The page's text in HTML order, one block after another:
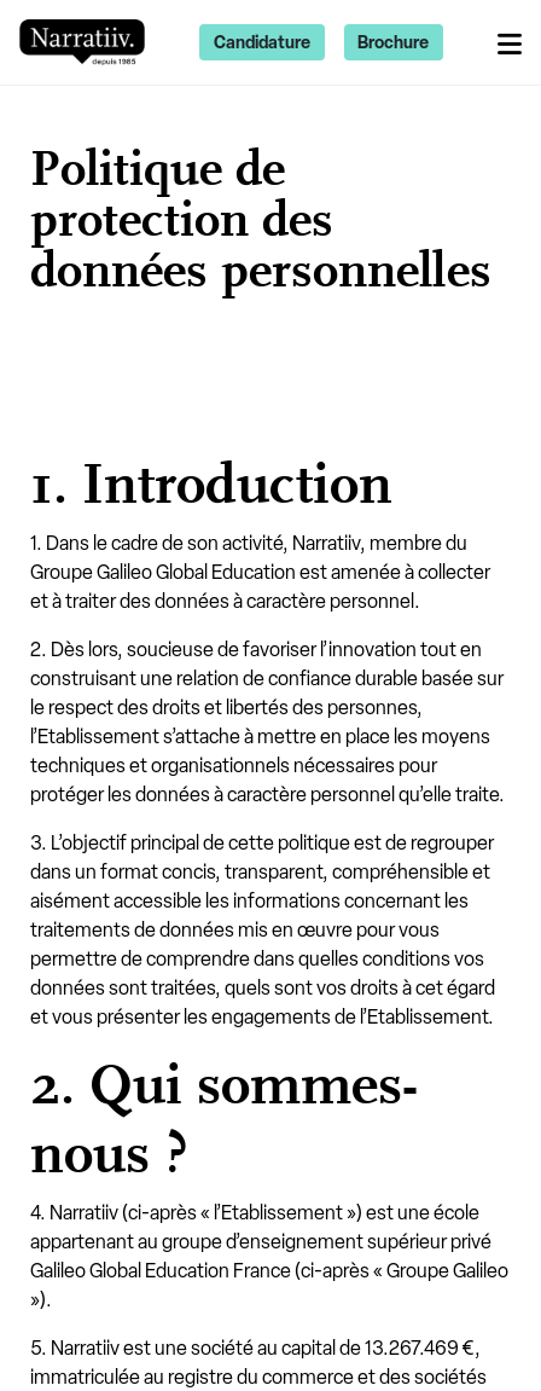
Politique de
protection des
données personnelles
1. Introduction
1. Dans le cadre de son activité, Narratiiv, membre du
Groupe Galileo Global Education est amenée à collecter
et à traiter des données à caractère personnel.
2. Dès lors, soucieuse de favoriser l’innovation tout en
construisant une relation de confiance durable basée sur
le respect des droits et libertés des personnes,
l’Etablissement s’attache à mettre en place les moyens
techniques et organisationnels nécessaires pour
protéger les données à caractère personnel qu’elle traite.
3. L’objectif principal de cette politique est de regrouper
dans un format concis, transparent, compréhensible et
aisément accessible les informations concernant les
traitements de données mis en œuvre pour vous
permettre de comprendre dans quelles conditions vos
données sont traitées, quels sont vos droits à cet égard
et vous présenter les engagements de l’Etablissement.
2. Qui sommes-
nous ?
4. Narratiiv (ci-après « l’Etablissement ») est une école
appartenant au groupe d’enseignement supérieur privé
Galileo Global Education France (ci-après « Groupe Galileo
»).
5. Narratiiv est une société au capital de 13.267.469 €,
immatriculée au registre du commerce et des sociétés
Candidature Brochure